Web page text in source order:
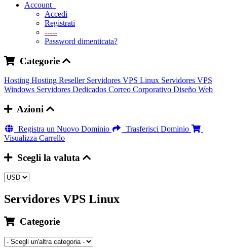
Account
Accedi
Registrati
-----
Password dimenticata?
Categorie
Hosting Hosting Reseller Servidores VPS Linux Servidores VPS
Windows Servidores Dedicados Correo Corporativo Diseño Web
Azioni
Registra un Nuovo Dominio
Trasferisci Dominio
Visualizza Carrello
Scegli la valuta
Servidores VPS Linux
Categorie